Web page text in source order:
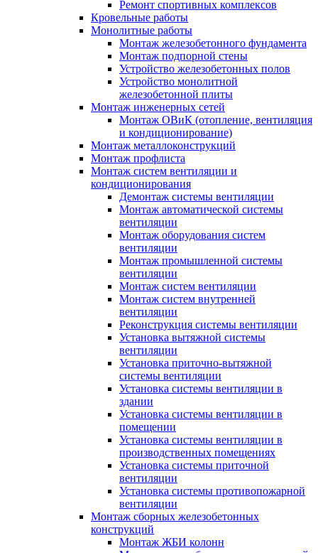
Ремонт спортивных комплексов
Кровельные работы
Монолитные работы
Монтаж железобетонного фундамента
Монтаж подпорной стены
Устройство железобетонных полов
Устройство монолитной
железобетонной плиты
Монтаж инженерных сетей
Монтаж ОВиК (отопление, вентиляция
и кондиционирование)
Монтаж металлоконструкций
Монтаж профлиста
Монтаж систем вентиляции и
кондиционирования
Демонтаж системы вентиляции
Монтаж автоматической системы
вентиляции
Монтаж оборудования систем
вентиляции
Монтаж промышленной системы
вентиляции
Монтаж систем вентиляции
Монтаж систем внутренней
вентиляции
Реконструкция системы вентиляции
Установка вытяжной системы
вентиляции
Установка приточно-вытяжной
системы вентиляции
Установка системы вентиляции в
здании
Установка системы вентиляции в
помещении
Установка системы вентиляции в
производственных помещениях
Установка системы приточной
вентиляции
Установка системы противопожарной
вентиляции
Монтаж сборных железобетонных
конструкций
Монтаж ЖБИ колонн